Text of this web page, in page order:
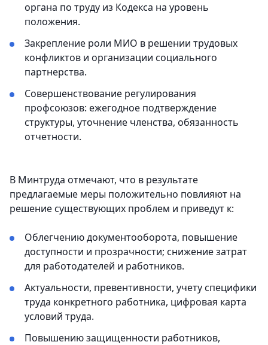
органа по труду из Кодекса на уровень
положения.
Закрепление роли МИО в решении трудовых
конфликтов и организации социального
партнерства.
Совершенствование регулирования
профсоюзов: ежегодное подтверждение
структуры, уточнение членства, обязанность
отчетности.
В Минтруда отмечают, что в результате
предлагаемые меры положительно повлияют на
решение существующих проблем и приведут к:
Облегчению документооборота, повышение
доступности и прозрачности; снижение затрат
для работодателей и работников.
Актуальности, превентивности, учету специфики
труда конкретного работника, цифровая карта
условий труда.
Повышению защищенности работников,